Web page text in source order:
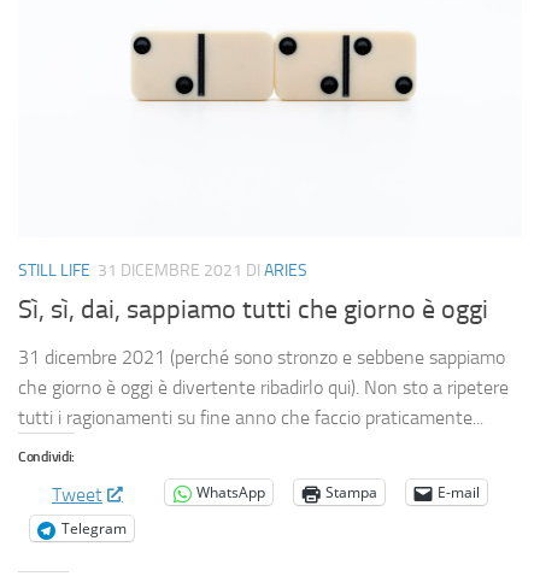
STILL LIFE 31 DICEMBRE 2021 DI ARIES
Sì, sì, dai, sappiamo tutti che giorno è oggi
31 dicembre 2021 (perché sono stronzo e sebbene sappiamo
che giorno è oggi è divertente ribadirlo qui). Non sto a ripetere
tutti i ragionamenti su fine anno che faccio praticamente...
Condividi:
Tweet WhatsApp Stampa
E-mail
Telegram